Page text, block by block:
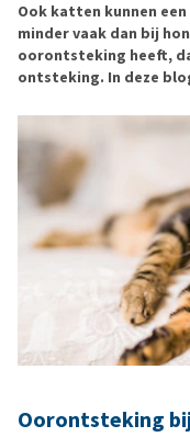
Ook katten kunnen
minder vaak dan bij
oorontsteking heeft,
ontsteking. In deze
Oorontsteking